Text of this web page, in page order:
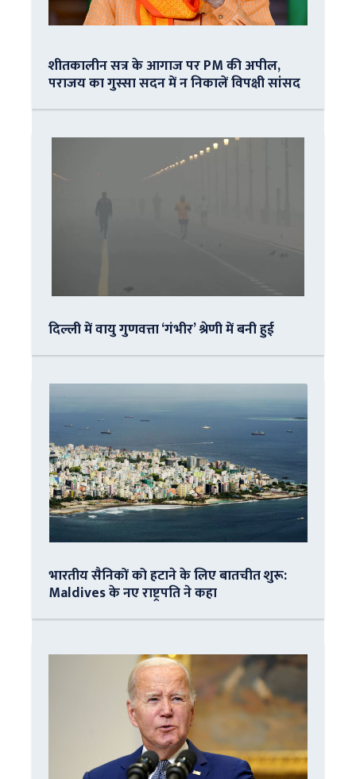
शीतकालीन सत्र के आगाज पर PM की अपील,
पराजय का गुस्सा सदन में न निकालें विपक्षी सांसद
दिल्ली में वायु गुणवत्ता ‘गंभीर’ श्रेणी में बनी हुई
भारतीय सैनिकों को हटाने के लिए बातचीत शुरू:
Maldives के नए राष्ट्रपति ने कहा